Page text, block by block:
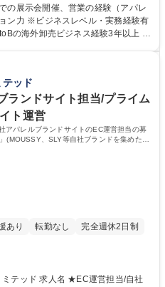
務】当社ブランド
心とした海外展示会管理業務をお
外卸予算及び売上管理 ■地域別課題
の展示会開催、営業の経験（アパレ
ン力 ※ビジネスレベル・実務経験有
2月末）を国内外で展開する東証上
のもと、SNSを中心としたOMO戦
す。 学歴・資格 学歴：
語学力：英語 資格：
ッド
ランドサイト担当/プライム
ト運営
アパレルブランドサイトのEC運営担当の募
、SLY等自社ブランドを集めた公
せします
あり 転勤なし
完全週休2日制
運営担当/自社